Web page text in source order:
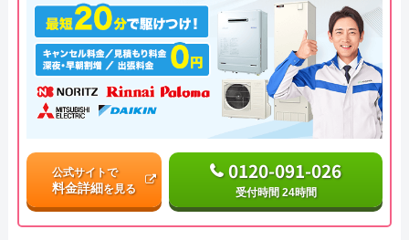
公式サイトで
料金詳細を見る
0120-091-026
受付時間 24時間